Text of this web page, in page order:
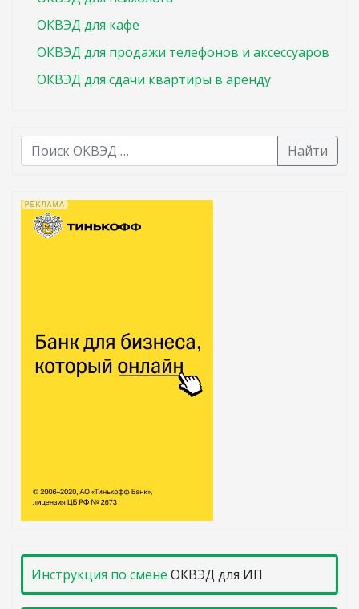
ОКВЭД для кафе
ОКВЭД для продажи телефонов и аксессуаров
ОКВЭД для сдачи квартиры в аренду
Найти
В списке найденных результатов используйте
Инструкция по смене ОКВЭД для ИП